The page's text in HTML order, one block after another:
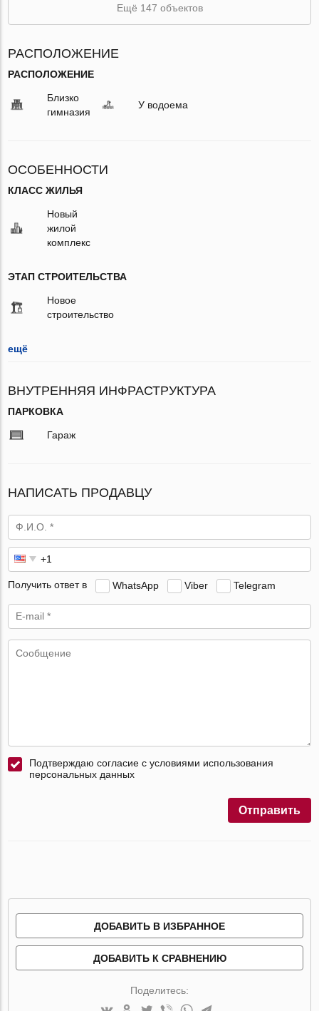
Ещё 147 объектов
РАСПОЛОЖЕНИЕ
РАСПОЛОЖЕНИЕ
Близко
гимназия
У водоема
ОСОБЕННОСТИ
КЛАСС ЖИЛЬЯ
Новый
жилой
комплекс
ЭТАП СТРОИТЕЛЬСТВА
Новое
строительство
ещё
ВНУТРЕННЯЯ ИНФРАСТРУКТУРА
ПАРКОВКА
Гараж
НАПИСАТЬ ПРОДАВЦУ
Получить ответ в WhatsApp Viber Telegram
Подтверждаю согласие с условиями использования
персональных данных
Отправить
ДОБАВИТЬ В ИЗБРАННОЕ
ДОБАВИТЬ К СРАВНЕНИЮ
Поделитесь: